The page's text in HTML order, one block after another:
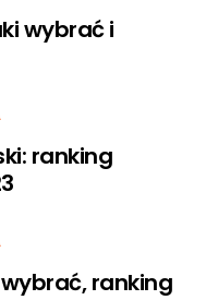
wybrać i
ranking
ranking